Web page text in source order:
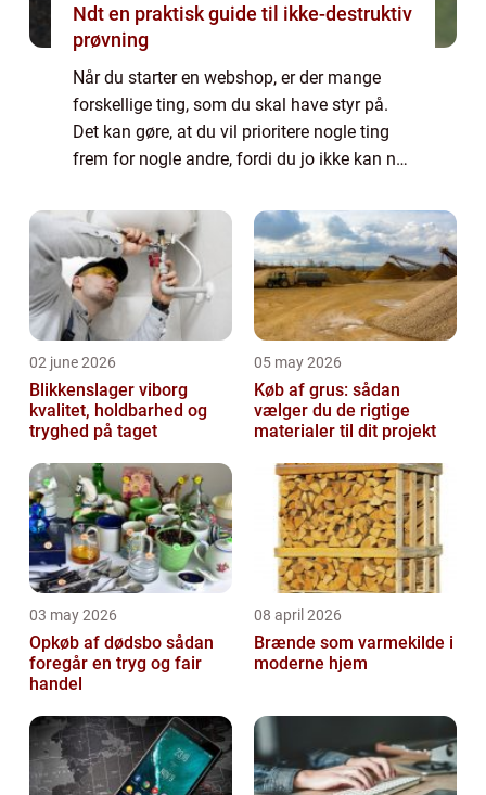
Ndt en praktisk guide til ikke-destruktiv
prøvning
Når du starter en webshop, er der mange
forskellige ting, som du skal have styr på.
Det kan gøre, at du vil prioritere nogle ting
frem for nogle andre, fordi du jo ikke kan nå
02 june 2026
Blikkenslager viborg
kvalitet, holdbarhed og
tryghed på taget
05 may 2026
Køb af grus: sådan
vælger du de rigtige
materialer til dit projekt
03 may 2026
Opkøb af dødsbo sådan
foregår en tryg og fair
handel
08 april 2026
Brænde som varmekilde i
moderne hjem